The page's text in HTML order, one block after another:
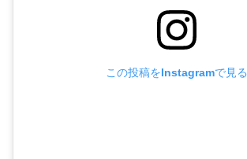
この投稿をInstagramで見る